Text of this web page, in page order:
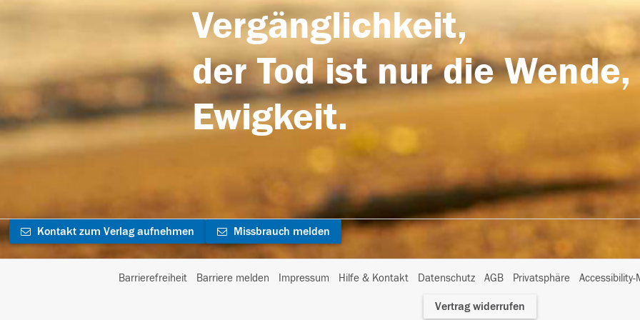
Vergänglichkeit,
der Tod ist nur die
Ewigkeit.
Kontakt zum Verlag aufnehmen Missbrauch melden
Barrierefreiheit Barriere melden Impressum Hilfe & Kontakt Datenschutz AGB Privatsphäre
I
Vertrag widerrufen